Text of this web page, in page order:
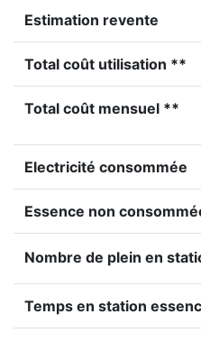
Estimation revente
Total coût utilisation **
Total coût mensuel **
Electricité consommée
Essence non
Nombre de plein en
Temps en station